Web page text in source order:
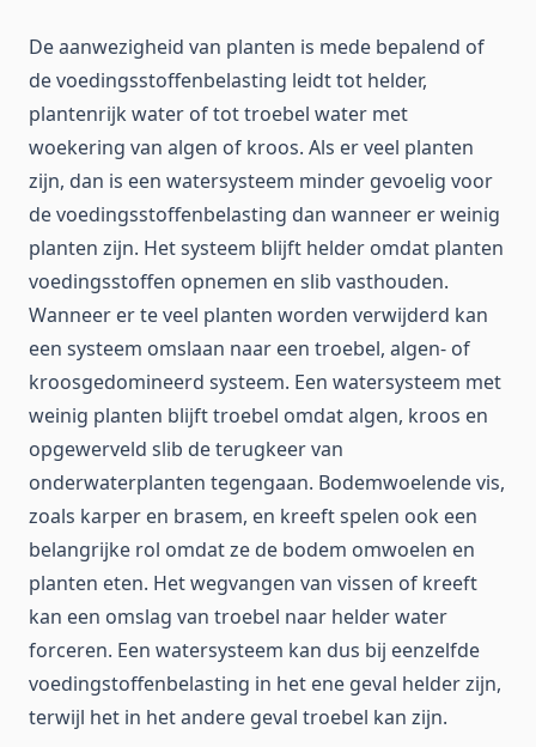
De aanwezigheid van planten is mede bepalend of
de voedingsstoffenbelasting leidt tot helder,
plantenrijk water of tot troebel water met
woekering van algen of kroos. Als er veel planten
zijn, dan is een watersysteem minder gevoelig voor
de voedingsstoffenbelasting dan wanneer er weinig
planten zijn. Het systeem blijft helder omdat planten
voedingsstoffen opnemen en slib vasthouden.
Wanneer er te veel planten worden verwijderd kan
een systeem omslaan naar een troebel, algen- of
kroosgedomineerd systeem. Een watersysteem met
weinig planten blijft troebel omdat algen, kroos en
opgewerveld slib de terugkeer van
onderwaterplanten tegengaan. Bodemwoelende vis,
zoals karper en brasem, en kreeft spelen ook een
belangrijke rol omdat ze de bodem omwoelen en
planten eten. Het wegvangen van vissen of kreeft
kan een omslag van troebel naar helder water
forceren. Een watersysteem kan dus bij eenzelfde
voedingstoffenbelasting in het ene geval helder zijn,
terwijl het in het andere geval troebel kan zijn.